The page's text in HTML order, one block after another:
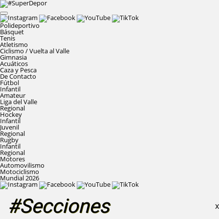
Polideportivo
Básquet
Tenis
Atletismo
Ciclismo / Vuelta al Valle
Gimnasia
Acuáticos
Caza y Pesca
De Contacto
Fútbol
Infantil
Amateur
Liga del Valle
Regional
Hockey
Infantil
Juvenil
Regional
Rugby
Infantil
Regional
Motores
Automovilismo
Motociclismo
Mundial 2026
#Secciones X